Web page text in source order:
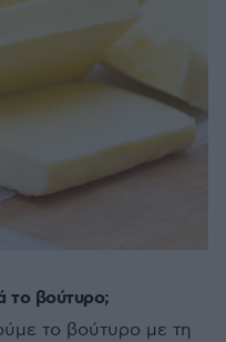
το βούτυρο;
το βούτυρο με τη